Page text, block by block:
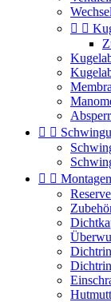
 
 
 